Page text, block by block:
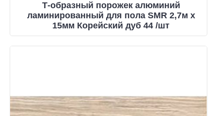
Т-образный порожек алюминий
ламинированный для пола SMR 2,7м х
15мм Корейский дуб 44 /шт